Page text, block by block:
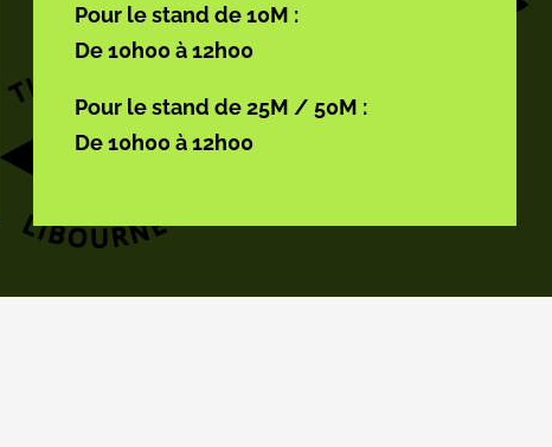
Pour le stand de 10M :
De 10h00 à 12h00
Pour le stand de 25M / 50M :
De 10h00 à 12h00